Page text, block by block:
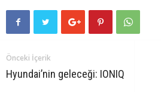
Önceki İçerik
Hyundai’nin geleceği: IONIQ